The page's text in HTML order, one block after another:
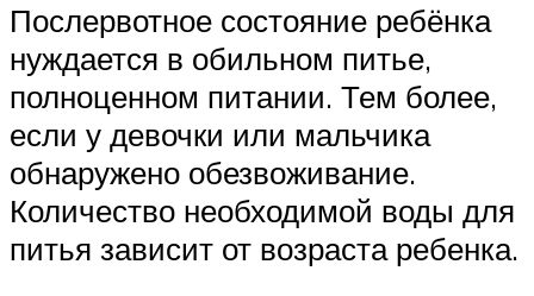
Послервотное состояние ребёнка
нуждается в обильном питье,
полноценном питании. Тем более,
если у девочки или мальчика
обнаружено обезвоживание.
Количество необходимой воды для
питья зависит от возраста ребенка.